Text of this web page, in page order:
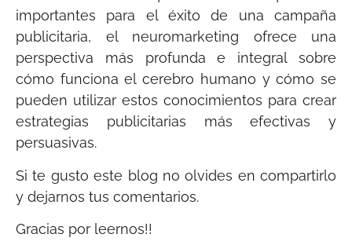
importantes para el éxito de una campaña
publicitaria, el neuromarketing ofrece una
perspectiva más profunda e integral sobre
cómo funciona el cerebro humano y cómo se
pueden utilizar estos conocimientos para crear
estrategias publicitarias más efectivas y
persuasivas.
Si te gusto este blog no olvides en compartirlo
y dejarnos tus comentarios.
Gracias por leernos!!